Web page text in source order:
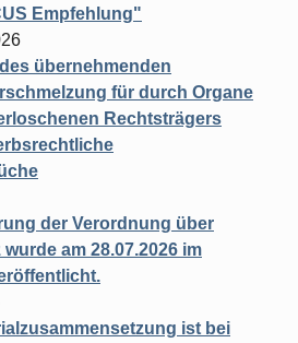
Empfehlung"
übernehmenden
für durch Organe
Rechtsträgers
der Verordnung über
am 28.07.2026 im
ist bei